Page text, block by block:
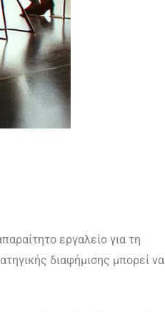
εργαλείο για τη
διαφήμισης μπορεί να